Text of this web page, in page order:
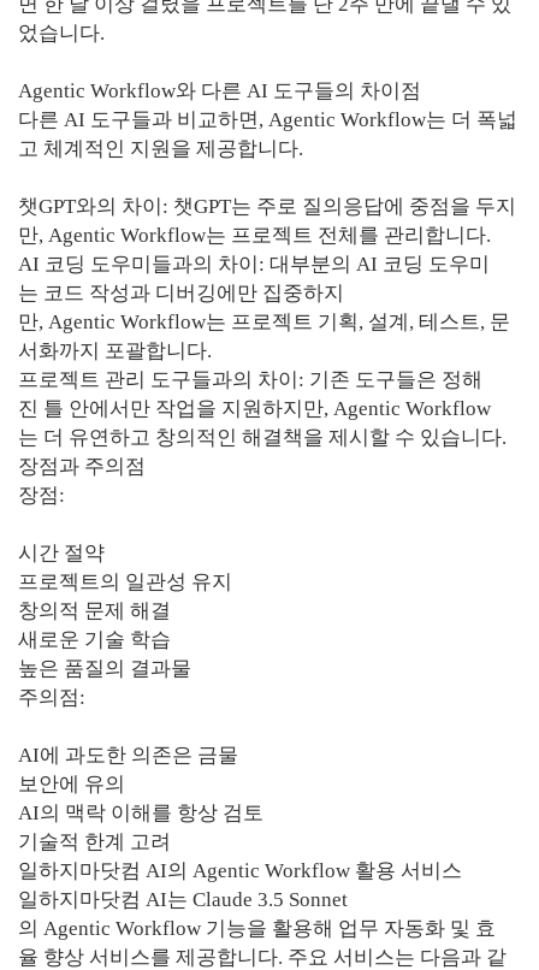
었습니다.
Agentic Workflow와 다른 AI 도구들의 차이점
다른 AI 도구들과 비교하면, Agentic Workflow는 더 폭넓
고 체계적인 지원을 제공합니다.
챗GPT와의 차이: 챗GPT는 주로 질의응답에 중점을 두지
만, Agentic Workflow는 프로젝트 전체를 관리합니다.
AI 코딩 도우미들과의 차이: 대부분의 AI 코딩 도우미
는 코드 작성과 디버깅에만 집중하지
만, Agentic Workflow는 프로젝트 기획, 설계, 테스트, 문
서화까지 포괄합니다.
프로젝트 관리 도구들과의 차이: 기존 도구들은 정해
진 틀 안에서만 작업을 지원하지만, Agentic Workflow
는 더 유연하고 창의적인 해결책을 제시할 수 있습니다.
장점과 주의점
장점:
시간 절약
프로젝트의 일관성 유지
창의적 문제 해결
새로운 기술 학습
높은 품질의 결과물
주의점:
AI에 과도한 의존은 금물
보안에 유의
AI의 맥락 이해를 항상 검토
기술적 한계 고려
일하지마닷컴 AI의 Agentic Workflow 활용 서비스
일하지마닷컴 AI는 Claude 3.5 Sonnet
의 Agentic Workflow 기능을 활용해 업무 자동화 및 효
율 향상 서비스를 제공합니다. 주요 서비스는 다음과 같